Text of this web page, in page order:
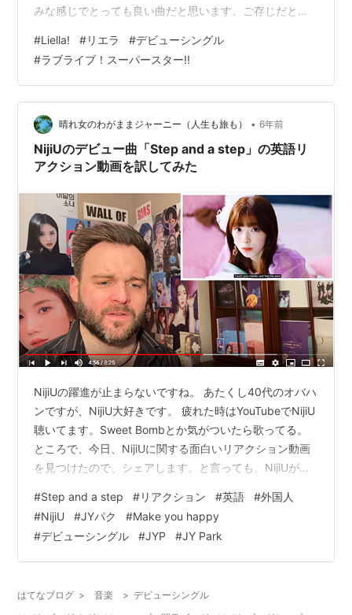
みな感じでとっても良い曲だと思います。ご存じだとは
がキャラクターデザイン原案ということで、正統な『ラ
ブライブ!シリーズ』に戻りますね。 （決して、ニジガク
が別物とは思っていないですよ。アニメも観ましたし、
普通にCDも買っていますし。正直、ニジガクも畑さん、
室田さんがいつも通りに参加したアニメでも良かったの
に・・・って思…
#Liella! #リエラ #デビューシングル
#ラブライブ！スーパースター!!
晴れ女のわがままジャーニー（人生も旅も） • 6年前
NijiUのデビュー曲「Step and a step」の英語リ
アクション動画を訳してみた
NijiUの躍進が止まらないですね。 あたくし40代のオバハ
ンですが、NijiU大好きです。 疲れた時はYouTubeでNijiU
聴いてます。Sweet Bombとか気がついたら歌ってる。
ところで、今日、NijiUに関する面白いリアクション動画
を見つけたので、シェアします。と言っても、NijiUが面
白い動画です。その動画は英語なのですが、日本人の方
も見ている人が結構いるみたいで、コメント欄に、英語
で何言ってるわからないけど誇らしい云々などとあった
ので、そんな方々のために、英語のリアクションで何を
#Step and a step #リアクション #英語 #外国人
#NijiU #JYパク #Make you happy
#デビューシングル #JYP #JY Park
はてなブログ > 音楽 > デビューシングル